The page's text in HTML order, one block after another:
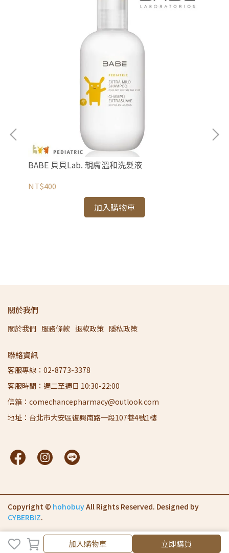
加入購物車 立即購買
BABE 貝貝Lab. 親膚溫和洗髮液
NT$400
加入購物車
關於我們
關於我們 服務條款 退款政策 隱私政策
聯絡資訊
客服專線：02-8773-3378
客服時間：週二至週日 10:30-22:00
信箱：comechancepharmacy@outlook.com
地址：台北市大安區復興南路一段107巷4號1樓
Copyright © hohobuyAll Rights Reserved. Designed by
CYBERBIZ.